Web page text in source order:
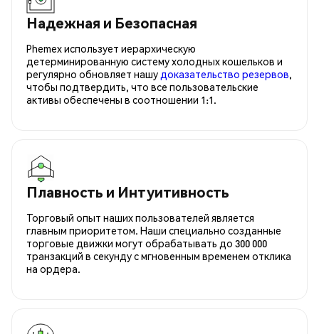
Надежная и Безопасная
Phemex использует иерархическую
детерминированную систему холодных кошельков и
регулярно обновляет нашу доказательство резервов,
чтобы подтвердить, что все пользовательские
активы обеспечены в соотношении 1:1.
Плавность и Интуитивность
Торговый опыт наших пользователей является
главным приоритетом. Наши специально созданные
торговые движки могут обрабатывать до 300 000
транзакций в секунду с мгновенным временем отклика
на ордера.